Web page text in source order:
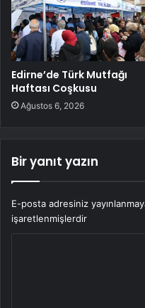
Edirne’de Türk Mutfağı
Haftası Coşkusu
Ağustos 6, 2026
Bir yanıt yazın
E-posta adresiniz
işaretlenmişlerdir